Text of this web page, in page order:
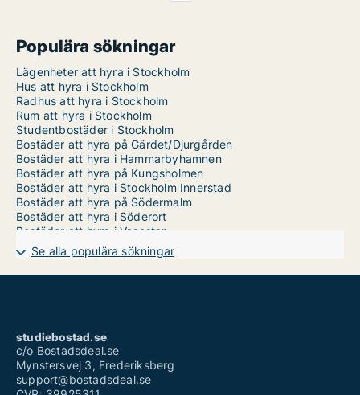
Populära sökningar
Lägenheter att hyra i Stockholm
Hus att hyra i Stockholm
Radhus att hyra i Stockholm
Rum att hyra i Stockholm
Studentbostäder i Stockholm
Bostäder att hyra på Gärdet/Djurgården
Bostäder att hyra i Hammarbyhamnen
Bostäder att hyra på Kungsholmen
Bostäder att hyra i Stockholm Innerstad
Bostäder att hyra på Södermalm
Bostäder att hyra i Söderort
Bostäder att hyra i Vasastan
Bostäder att hyra i Västerort
Bostäder att hyra på Östermalm
Se alla populära sökningar
studiebostad.se
c/o Bostadsdeal.se
Mynstersvej 3, Frederiksberg
support@bostadsdeal.se